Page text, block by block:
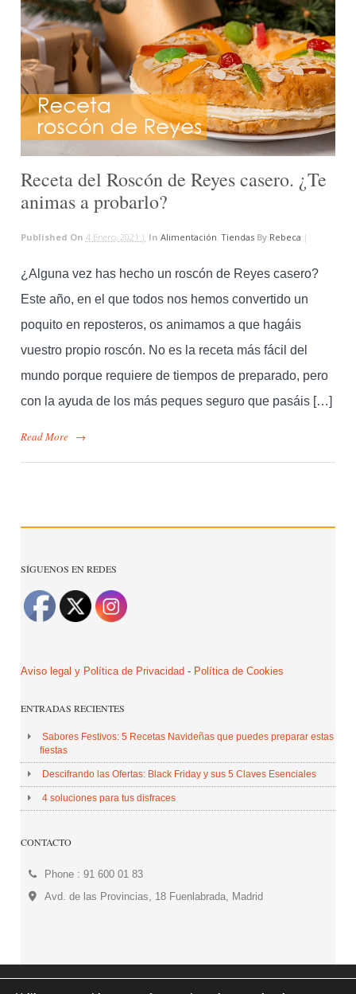
Receta del Roscón de Reyes casero. ¿Te
animas a probarlo?
Published On 4 Enero, 2021 | In Alimentación Tiendas By Rebeca |
¿Alguna vez has hecho un roscón de Reyes casero?
Este año, en el que todos nos hemos convertido un
poquito en reposteros, os animamos a que hagáis
vuestro propio roscón. No es la receta más fácil del
mundo porque requiere de tiempos de preparado, pero
con la ayuda de los más peques seguro que pasáis […]
Read More →
SÍGUENOS EN REDES
Aviso legal y Política de Privacidad - Política de Cookies
ENTRADAS RECIENTES
Sabores Festivos: 5 Recetas Navideñas que puedes preparar estas
fiestas
Descifrando las Ofertas: Black Friday y sus 5 Claves Esenciales
4 soluciones para tus disfraces
CONTACTO
Phone : 91 600 01 83
Avd. de las Provincias, 18 Fuenlabrada, Madrid
© 2026 Centro Comercial Plaza de las Provincias. All